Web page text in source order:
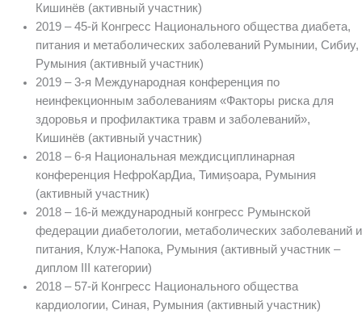
Кишинёв (активный участник)
2019 – 45-й Конгресс Национального общества диабета,
питания и метаболических заболеваний Румынии, Сибиу,
Румыния (активный участник)
2019 – 3-я Международная конференция по
неинфекционным заболеваниям «Факторы риска для
здоровья и профилактика травм и заболеваний»,
Кишинёв (активный участник)
2018 – 6-я Национальная междисциплинарная
конференция НефроКарДиa, Тимиșоара, Румыния
(активный участник)
2018 – 16-й международный конгресс Румынской
федерации диабетологии, метаболических заболеваний и
питания, Клуж-Напока, Румыния (активный участник –
диплом III категории)
2018 – 57-й Конгресс Национального общества
кардиологии, Синая, Румыния (активный участник)